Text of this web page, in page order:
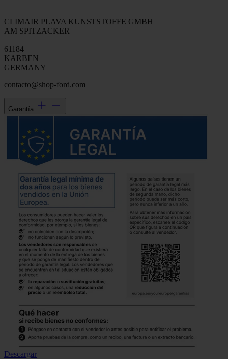
CLIMAIR PLAVA KUNSTSTOFFE GMBH
AM SPITZACKER
61184
KARBEN
GERMANY
contacto@shop-ford.com
Garantía
Descargar